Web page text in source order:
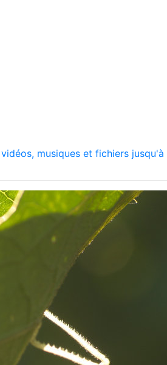
musiques et fichiers jusqu'à